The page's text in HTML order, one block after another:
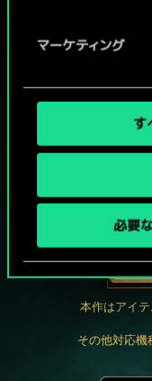
マーケティング
す
必要
グウェン
PC
本作はアイ
その他対応機